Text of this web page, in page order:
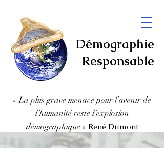
Démographie
Responsable
« La plus grave menace pour l’avenir de
l’humanité reste l’explosion
démographique » René Dumont